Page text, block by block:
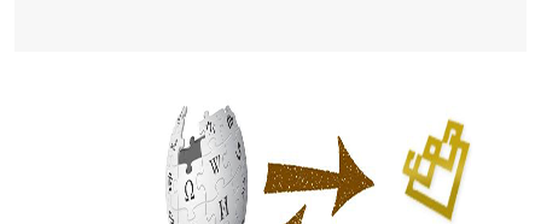
الحكم، الأدلة، تنظيم التغذية، ورسالته في جروح الرأس. ويعود
له الفضل بأنه حرر الطب من الدين والفلسفة.